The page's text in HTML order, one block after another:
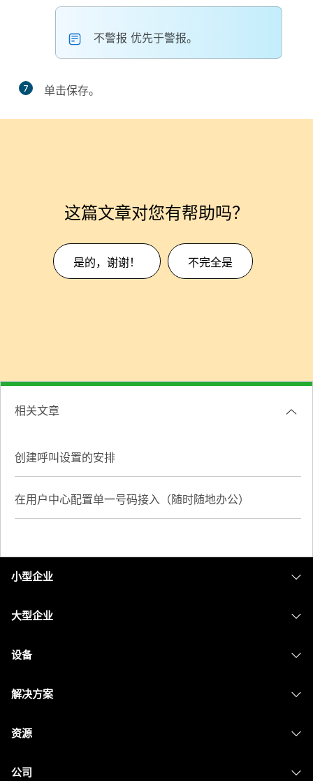
不警报 优先于警报。
7 单击保存。
这篇文章对您有帮助吗？
是的，谢谢！ 不完全是
相关文章
创建呼叫设置的安排
在用户中心配置单一号码接入（随时随地办公）
小型企业
大型企业
设备
解决方案
资源
公司